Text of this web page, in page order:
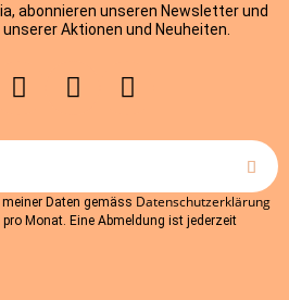
abonnieren unseren Newsletter und
Aktionen und Neuheiten.
Daten gemäss Datenschutzerklärung
Monat. Eine Abmeldung ist jederzeit